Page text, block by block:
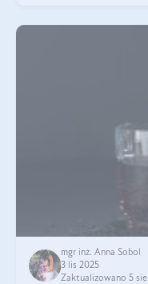
mgr inż. Anna Sobol
3 lis 2025
Zaktualizowano 5